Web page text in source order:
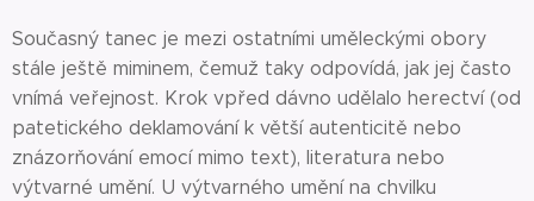
Současný tanec je mezi ostatními uměleckými obory
stále ještě miminem, čemuž taky odpovídá, jak jej často
vnímá veřejnost. Krok vpřed dávno udělalo herectví (od
patetického deklamování k větší autenticitě nebo
znázorňování emocí mimo text), literatura nebo
výtvarné umění. U výtvarného umění na chvilku